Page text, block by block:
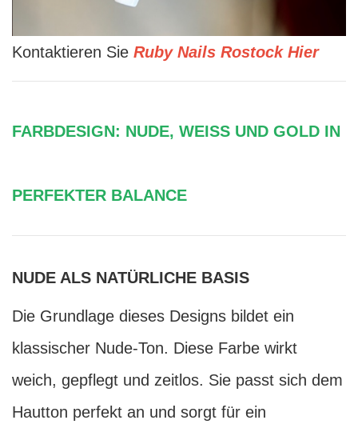
Kontaktieren Sie Ruby Nails Rostock Hier
FARBDESIGN: NUDE, WEISS UND GOLD IN
PERFEKTER BALANCE
NUDE ALS NATÜRLICHE BASIS
Die Grundlage dieses Designs bildet ein
klassischer Nude-Ton. Diese Farbe wirkt
weich, gepflegt und zeitlos. Sie passt sich dem
Hautton perfekt an und sorgt für ein